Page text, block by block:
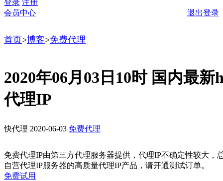
登录 注册
会员中心
退出登录
首页>博客>免费代理
2020年06月03日10时 国内最
代理IP
快代理 2020-06-03 免费代理
免费代理IP由第三方代理服务器提供，代理IP不确定性较大，
自营代理IP服务器的高质量代理IP产品，请开通测试订单。
免费试用